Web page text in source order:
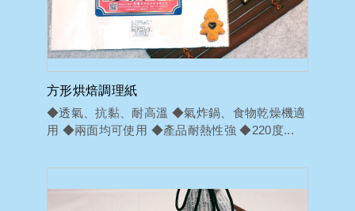
方形烘焙調理紙
◆透氣、抗黏、耐高溫 ◆氣炸鍋、食物乾燥機適
用 ◆兩面均可使用 ◆產品耐熱性強 ◆220度...